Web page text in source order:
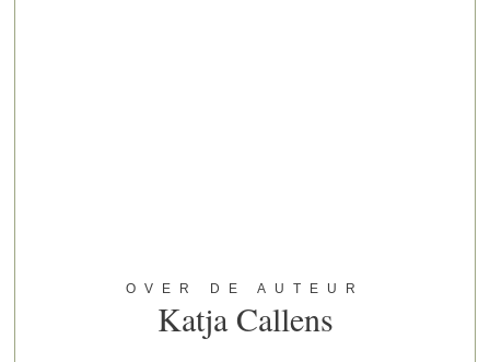
OVER DE AUTEUR
Katja Callens